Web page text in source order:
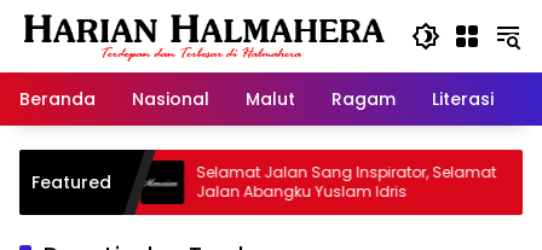
Langsung
Beranda
Nasional Malut Ragam Literasi
Featured
Warisan
Selamat Jalan Sang Inspirator, Selamat
Jalan Abangku Yuslam Idris